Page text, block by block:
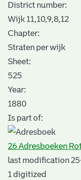
District number:
Wijk 11,10,9,8,12
Chapter:
Straten per wijk
Sheet:
525
Year:
1880
Is part of:
26 Adresboeken
last modification
1 digitized